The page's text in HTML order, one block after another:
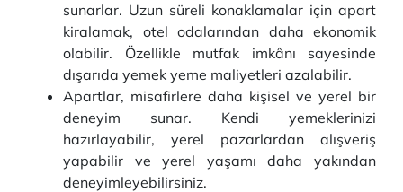
sunarlar. Uzun süreli konaklamalar için apart
kiralamak, otel odalarından daha ekonomik
olabilir. Özellikle mutfak imkânı sayesinde
dışarıda yemek yeme maliyetleri azalabilir.
Apartlar, misafirlere daha kişisel ve yerel bir
deneyim sunar. Kendi yemeklerinizi
hazırlayabilir, yerel pazarlardan alışveriş
yapabilir ve yerel yaşamı daha yakından
deneyimleyebilirsiniz.